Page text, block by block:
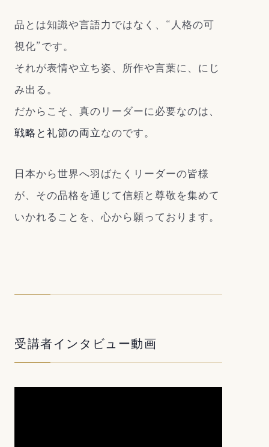
品とは知識や言語力ではなく、“人格の可
視化”です。
それが表情や立ち姿、所作や言葉に、にじ
み出る。
だからこそ、真のリーダーに必要なのは、
戦略と礼節の両立なのです。
日本から世界へ羽ばたくリーダーの皆様
が、その品格を通じて信頼と尊敬を集めて
いかれることを、心から願っております。
受講者インタビュー動画